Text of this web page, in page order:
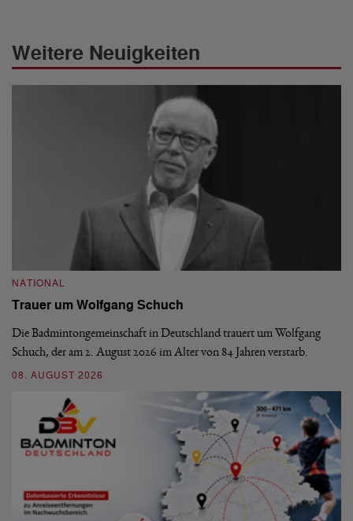
Weitere Neuigkeiten
NATIONAL
Trauer um Wolfgang Schuch
Die Badmintongemeinschaft in Deutschland trauert um Wolfgang
Schuch, der am 2. August 2026 im Alter von 84 Jahren verstarb.
08. AUGUST 2026